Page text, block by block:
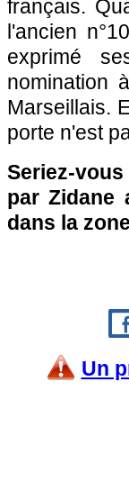
français.
l'ancien
exprimé
nomination
Marseillais.
porte n'est
Seriez-
par Zidane
dans la
Un